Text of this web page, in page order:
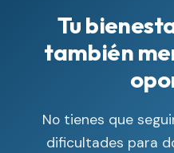
Tu
también
No tienes que
dificultades para